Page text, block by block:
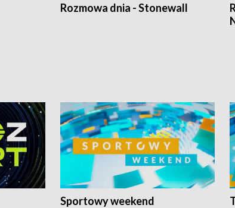
Rozmowa dnia - Stonewall
Sportowy weekend